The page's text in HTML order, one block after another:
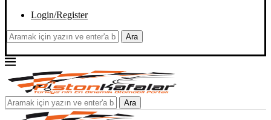
Login/Register
Ara
Ara